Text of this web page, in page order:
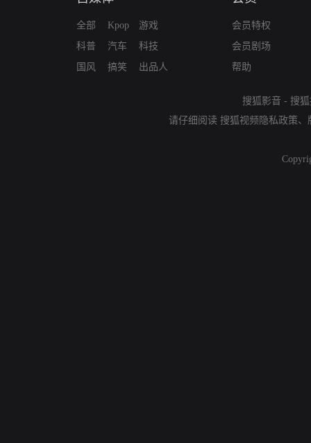
全部
科普
国风
Kpop
汽车
搞笑
游戏
科技
出品人
会员特权
会员剧场
帮助
搜狐影音 - 搜
请仔细阅读 搜狐视频隐私政策、